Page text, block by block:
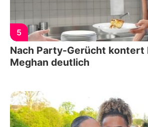
5
Nach Party-Gerücht kontert
Meghan deutlich